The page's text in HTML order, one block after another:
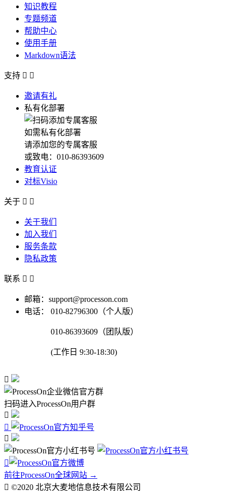
知识教程
专题频道
帮助中心
使用手册
Markdown语法
支持  
邀请有礼
私有化部署
如需私有化部署
请添加您的专属客服
或致电：010-86393609
教育认证
对标Visio
关于  
关于我们
加入我们
服务条款
隐私政策
联系  
邮箱：support@processon.com
电话：
010-82796300（个人版）
010-86393609（团队版）
(工作日 9:30-18:30)

扫码进入ProcessOn用户群




前往ProcessOn全球网站 →
 ©2020 北京大麦地信息技术有限公司